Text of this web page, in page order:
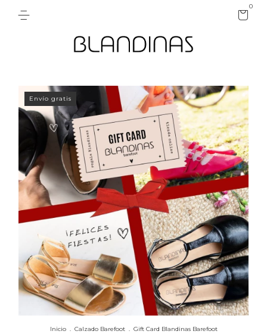
0
Envío gratis
Inicio . Calzado Barefoot . Gift Card Blandinas Barefoot